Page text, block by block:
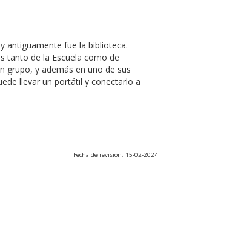
antiguamente fue la biblioteca.
tanto de la Escuela como de
grupo, y además en uno de sus
llevar un portátil y conectarlo a
Fecha de revisión: 15-02-2024